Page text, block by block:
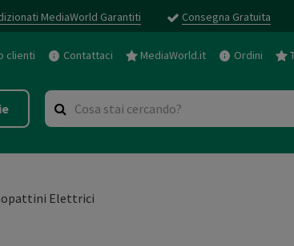
MediaWorld Garantiti Consegna Gratuita
clienti Contattaci MediaWorld.it Ordini
Elettrici